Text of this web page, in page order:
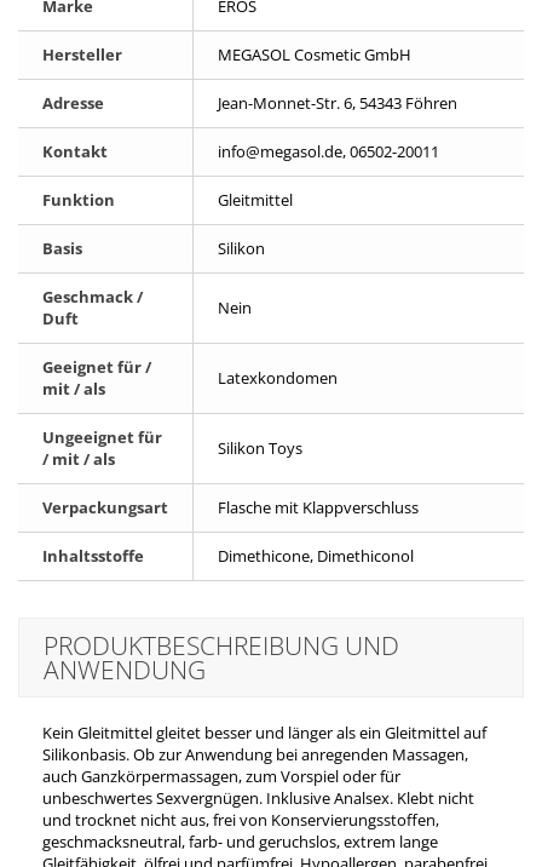
Marke EROS
Hersteller MEGASOL Cosmetic GmbH
Adresse Jean-Monnet-Str. 6, 54343 Föhren
Kontakt info@megasol.de, 06502-20011
Funktion Gleitmittel
Basis Silikon
Geschmack /
Duft
Nein
Geeignet für /
mit / als
Latexkondomen
Ungeeignet für
/ mit / als
Silikon Toys
Verpackungsart Flasche mit Klappverschluss
Inhaltsstoffe Dimethicone, Dimethiconol
PRODUKTBESCHREIBUNG UND
ANWENDUNG
Kein Gleitmittel gleitet besser und länger als ein Gleitmittel auf
Silikonbasis. Ob zur Anwendung bei anregenden Massagen,
auch Ganzkörpermassagen, zum Vorspiel oder für
unbeschwertes Sexvergnügen. Inklusive Analsex. Klebt nicht
und trocknet nicht aus, frei von Konservierungsstoffen,
geschmacksneutral, farb- und geruchslos, extrem lange